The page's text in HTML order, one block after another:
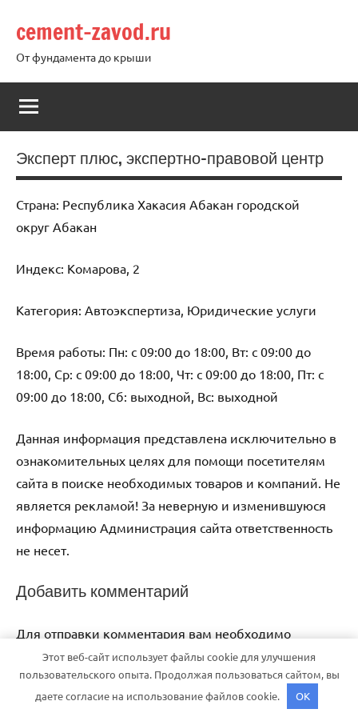
содержимому
cement-zavod.ru
От фундамента до крыши
Эксперт плюс, экспертно-правовой центр
Страна: Республика Хакасия Абакан городской
округ Абакан
Индекс: Комарова, 2
Категория: Автоэкспертиза, Юридические услуги
Время работы: Пн: с 09:00 до 18:00, Вт: с 09:00 до
18:00, Ср: с 09:00 до 18:00, Чт: с 09:00 до 18:00, Пт: с
09:00 до 18:00, Сб: выходной, Вс: выходной
Данная информация представлена исключительно в
ознакомительных целях для помощи посетителям
сайта в поиске необходимых товаров и компаний. Не
является рекламой! За неверную и изменившуюся
информацию Администрация сайта ответственность
не несет.
Добавить комментарий
Для отправки комментария вам необходимо
авторизоваться
Тема WordPress: Dynamico от ThemeZee.
Этот веб-сайт использует файлы cookie для улучшения
пользовательского опыта. Продолжая пользоваться сайтом, вы
даете согласие на использование файлов cookie.
OK